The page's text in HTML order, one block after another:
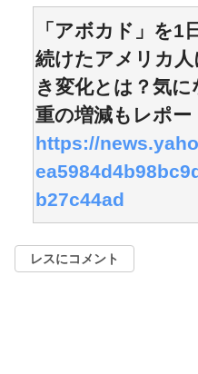
「アボカド」を1
続けたアメリカ
き変化とは？気
重の増減もレポー
https://
b27c44ad
レスにコメント